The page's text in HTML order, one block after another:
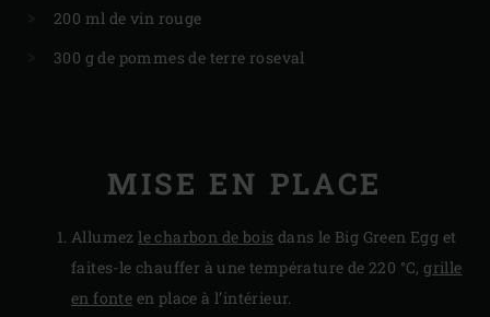
200 ml de vin rouge
300 g de pommes de terre roseval
MISE EN PLACE
Allumezle charbon de bois dans le Big Green Egg et
faites-le chauffer à une température de 220 °C,grille
en fonte en place à l’intérieur.